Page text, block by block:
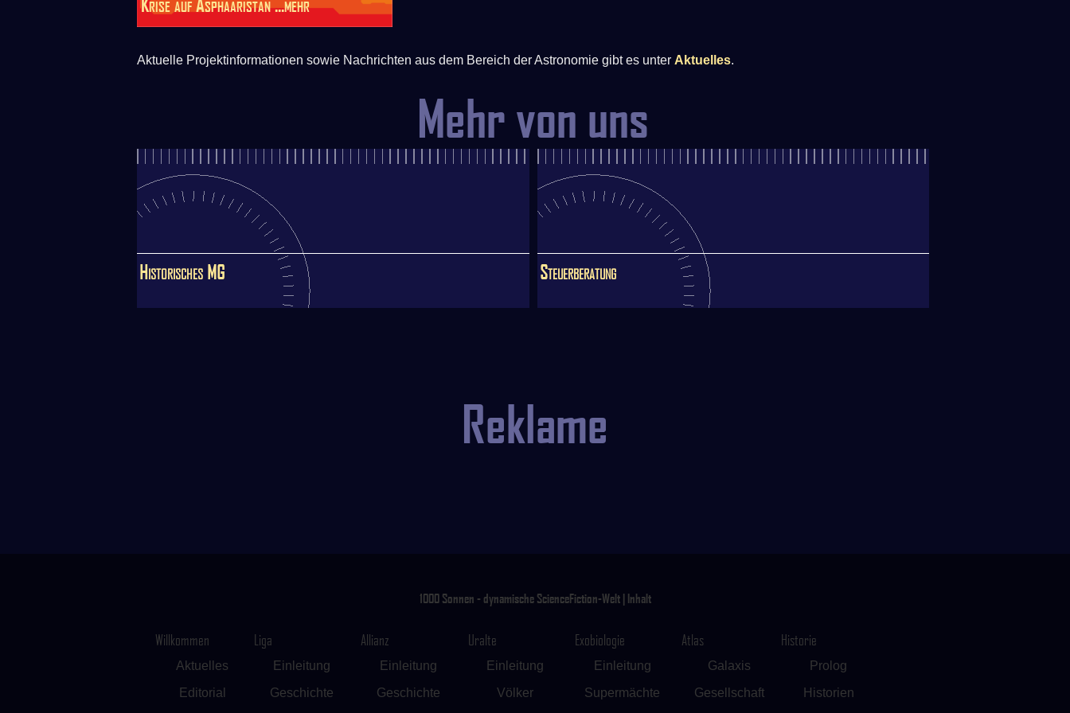
Aktuelle Projektinformationen sowie Nachrichten aus dem Bereich der Astronomie gibt es unter Aktuelles.
Mehr von uns
Historisches MG Steuerberatung
Reklame
1000 Sonnen - dynamische ScienceFiction-Welt | Inhalt
Willkommen
Aktuelles
Editorial
Liga
Einleitung
Geschichte
Allianz
Einleitung
Geschichte
Uralte
Einleitung
Völker
Exobiologie
Einleitung
Supermächte
Atlas
Galaxis
Gesellschaft
Historie
Prolog
Historien